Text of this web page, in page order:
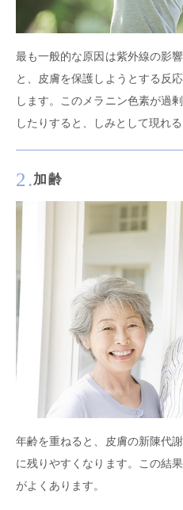
最も一般的な原因は紫外線の影
と、皮膚を保護しようとする反
します。このメラニン色素が過
したりすると、しみとして現れる
2.加齢
年齢を重ねると、皮膚の新陳代
に残りやすくなります。この結
がよくあります。